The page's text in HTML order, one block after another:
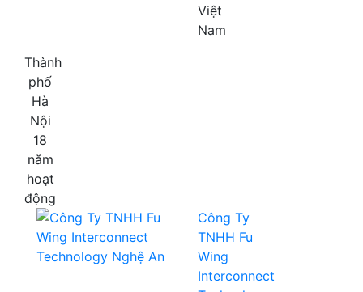
Việt
Nam
Thành
phố
Hà
Nội
18
năm
hoạt
động
Công Ty
TNHH Fu
Wing
Interconnect